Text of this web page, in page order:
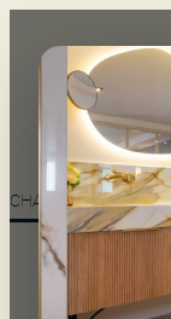
CHAMBRESDELUXE
Chambre